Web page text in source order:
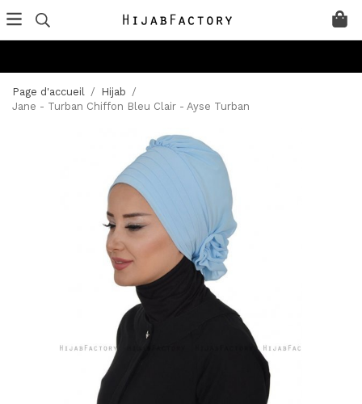
Page d'accueil / Hijab /
Jane - Turban Chiffon Bleu Clair - Ayse Turban